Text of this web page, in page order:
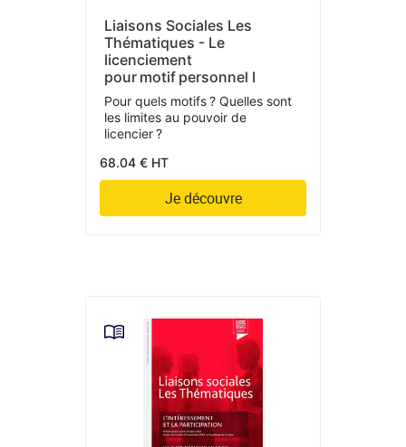
Liaisons Sociales Les
Thématiques - Le
licenciement
pour motif personnel I
Pour quels motifs ? Quelles sont
les limites au pouvoir de
licencier ?
68.04 € HT
Je découvre